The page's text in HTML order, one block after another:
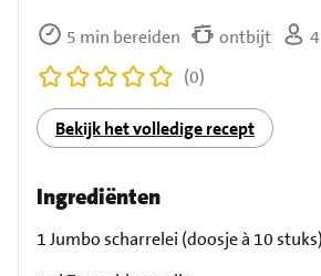
5 min bereiden ontbijt
(0)
Bekijk het volledige recept
Ingrediënten
1 Jumbo scharrelei (doosje à 10 stuks)